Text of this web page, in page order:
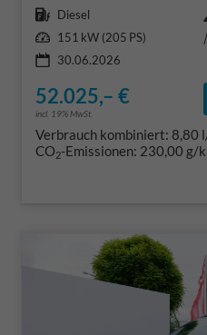
Kraftstoff Diesel
Leistung 151 kW (205 PS)
30.06.2026
52.025,– €
incl. 19% MwSt.
Verbrauch kombiniert: 8,80
CO2-Emissionen: 230,00 g/